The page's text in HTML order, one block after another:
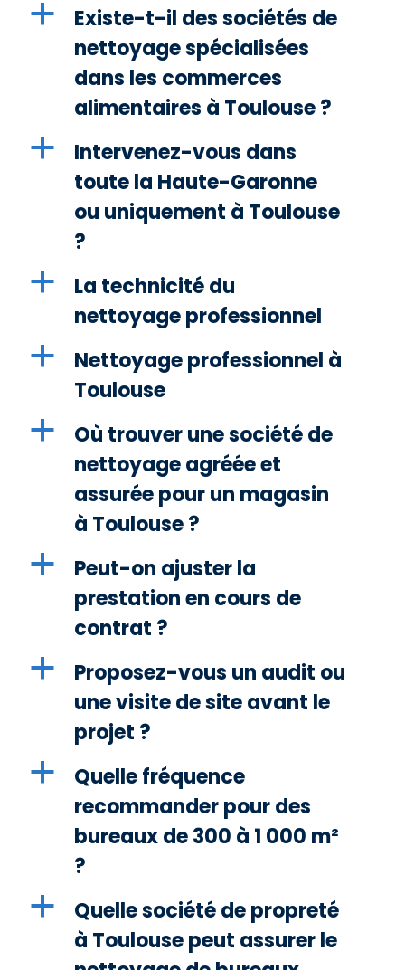
a
Existe-t-il des sociétés de
nettoyage spécialisées
dans les commerces
alimentaires à Toulouse ?
a
Intervenez-vous dans
toute la Haute-Garonne
ou uniquement à Toulouse
?
a
La technicité du
nettoyage professionnel
a
Nettoyage professionnel à
Toulouse
a
Où trouver une société de
nettoyage agréée et
assurée pour un magasin
à Toulouse ?
a
Peut-on ajuster la
prestation en cours de
contrat ?
a
Proposez-vous un audit ou
une visite de site avant le
projet ?
a
Quelle fréquence
recommander pour des
bureaux de 300 à 1 000 m²
?
a
Quelle société de propreté
à Toulouse peut assurer le